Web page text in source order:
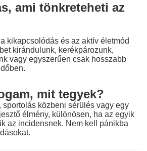
ami tönkreteheti az
kikapcsolódás és az aktív életmód
kirándulunk, kerékpározunk,
vagy egyszerűen csak hosszabb
mit tegyek?
sportolás közbeni sérülés vagy egy
élmény, különösen, ha az egyik
az incidensnek. Nem kell pánikba